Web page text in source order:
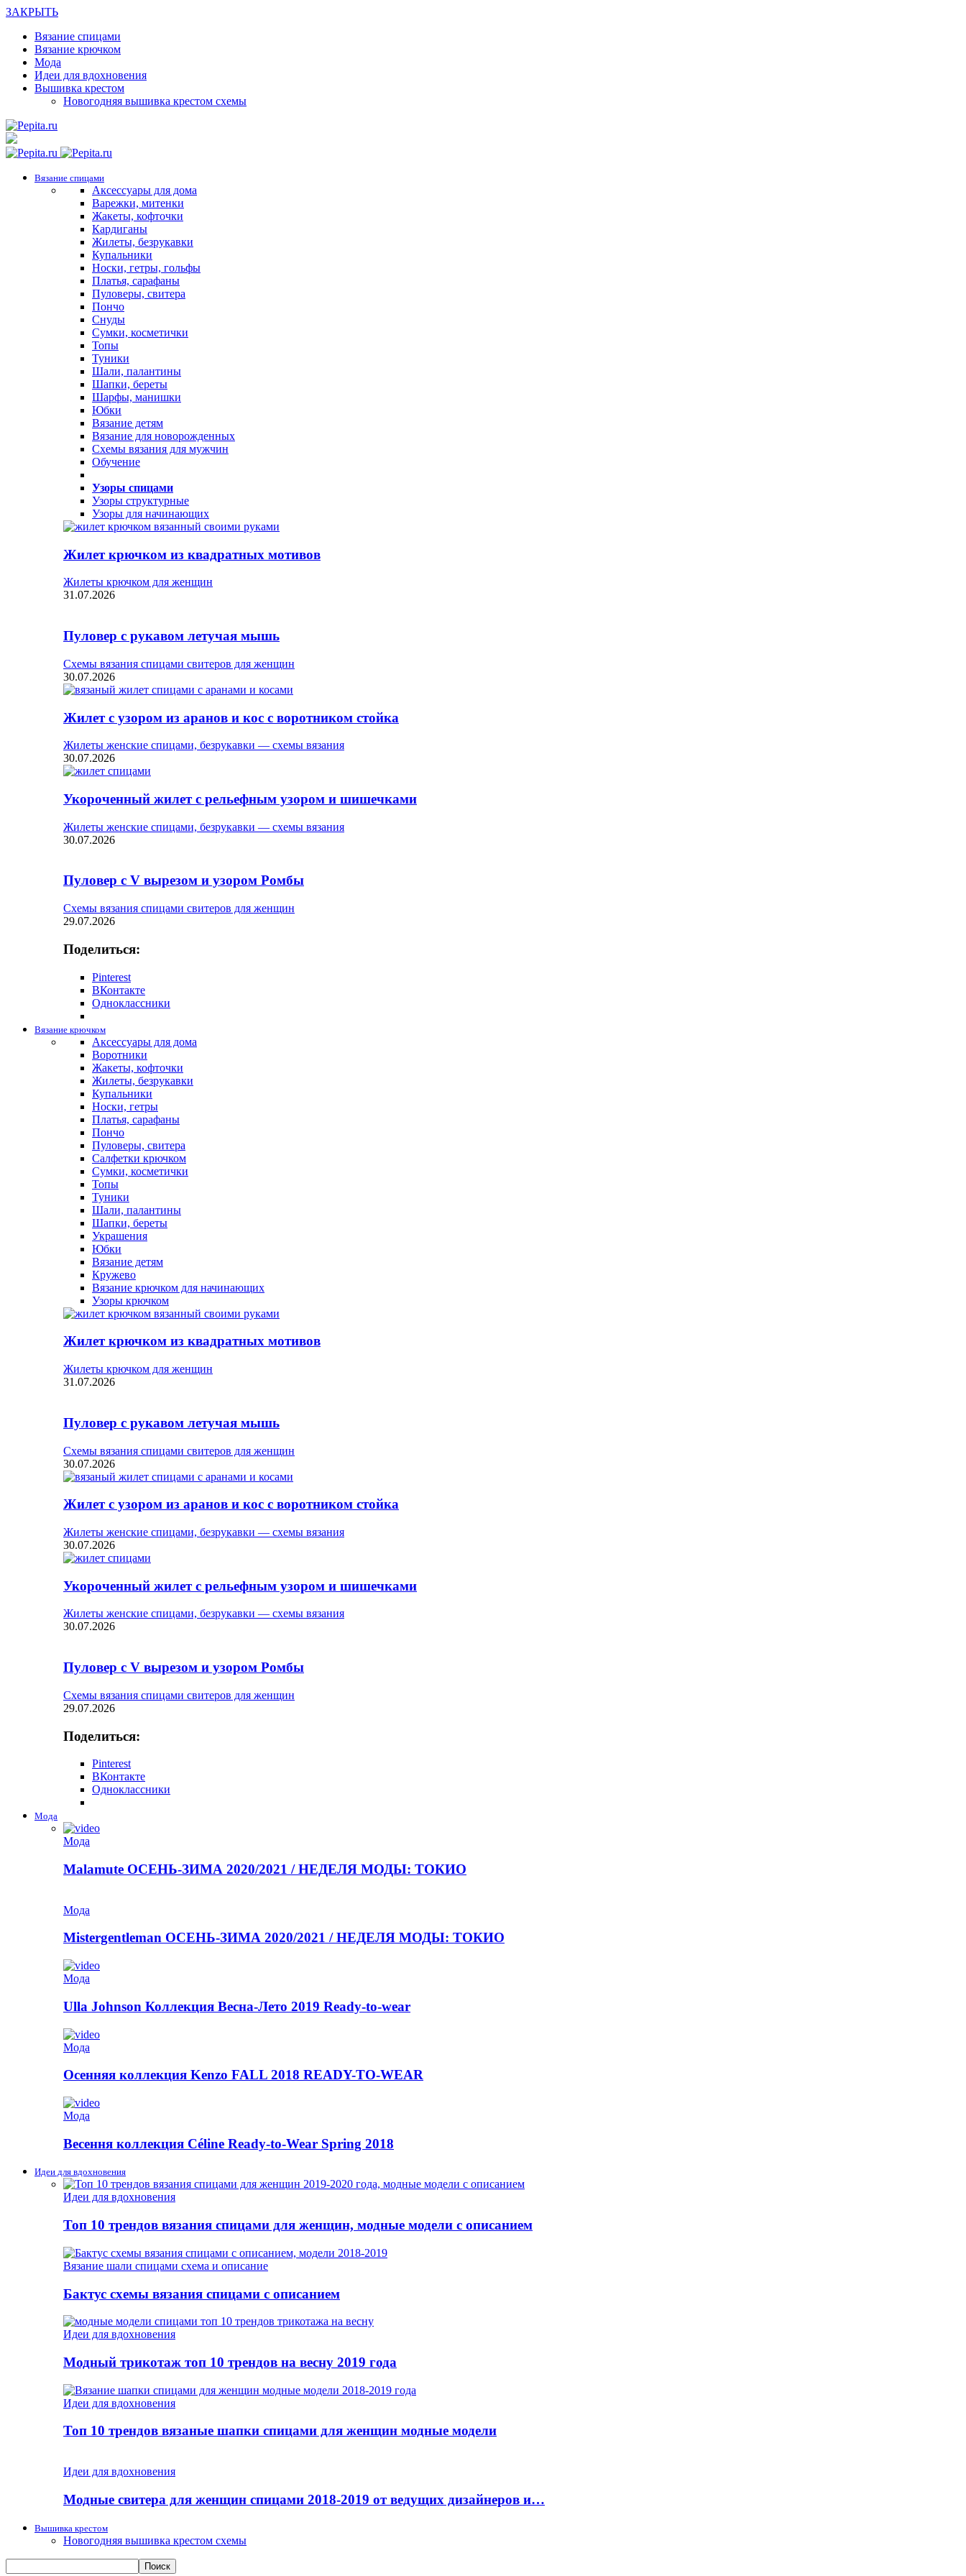
ЗАКРЫТЬ
Вязание спицами
Вязание крючком
Мода
Идеи для вдохновения
Вышивка крестом
Новогодняя вышивка крестом схемы
Вязание спицами
Аксессуары для дома
Варежки, митенки
Жакеты, кофточки
Кардиганы
Жилеты, безрукавки
Купальники
Носки, гетры, гольфы
Платья, сарафаны
Пуловеры, свитера
Пончо
Снуды
Сумки, косметички
Топы
Туники
Шали, палантины
Шапки, береты
Шарфы, манишки
Юбки
Вязание детям
Вязание для новорожденных
Схемы вязания для мужчин
Обучение
Узоры спицами
Узоры структурные
Узоры для начинающих
Жилет крючком из квадратных мотивов
Жилеты крючком для женщин
31.07.2026
Пуловер с рукавом летучая мышь
Схемы вязания спицами свитеров для женщин
30.07.2026
Жилет с узором из аранов и кос с воротником стойка
Жилеты женские спицами, безрукавки — схемы вязания
30.07.2026
Укороченный жилет с рельефным узором и шишечками
Жилеты женские спицами, безрукавки — схемы вязания
30.07.2026
Пуловер с V вырезом и узором Ромбы
Схемы вязания спицами свитеров для женщин
29.07.2026
Поделиться:
Pinterest
ВКонтакте
Одноклассники
Вязание крючком
Аксессуары для дома
Воротники
Жакеты, кофточки
Жилеты, безрукавки
Купальники
Носки, гетры
Платья, сарафаны
Пончо
Пуловеры, свитера
Салфетки крючком
Сумки, косметички
Топы
Туники
Шали, палантины
Шапки, береты
Украшения
Юбки
Вязание детям
Кружево
Вязание крючком для начинающих
Узоры крючком
Жилет крючком из квадратных мотивов
Жилеты крючком для женщин
31.07.2026
Пуловер с рукавом летучая мышь
Схемы вязания спицами свитеров для женщин
30.07.2026
Жилет с узором из аранов и кос с воротником стойка
Жилеты женские спицами, безрукавки — схемы вязания
30.07.2026
Укороченный жилет с рельефным узором и шишечками
Жилеты женские спицами, безрукавки — схемы вязания
30.07.2026
Пуловер с V вырезом и узором Ромбы
Схемы вязания спицами свитеров для женщин
29.07.2026
Поделиться:
Pinterest
ВКонтакте
Одноклассники
Мода
Мода
Malamute ОСЕНЬ-ЗИМА 2020/2021 / НЕДЕЛЯ МОДЫ: ТОКИО
Мода
Mistergentleman ОСЕНЬ-ЗИМА 2020/2021 / НЕДЕЛЯ МОДЫ: ТОКИО
Мода
Ulla Johnson Коллекция Весна-Лето 2019 Ready-to-wear
Мода
Осенняя коллекция Kenzo FALL 2018 READY-TO-WEAR
Мода
Весення коллекция Céline Ready-to-Wear Spring 2018
Идеи для вдохновения
Идеи для вдохновения
Топ 10 трендов вязания спицами для женщин, модные модели с описанием
Вязание шали спицами схема и описание
Бактус схемы вязания спицами с описанием
Идеи для вдохновения
Модный трикотаж топ 10 трендов на весну 2019 года
Идеи для вдохновения
Топ 10 трендов вязаные шапки спицами для женщин модные модели
Идеи для вдохновения
Модные свитера для женщин спицами 2018-2019 от ведущих дизайнеров и…
Вышивка крестом
Новогодняя вышивка крестом схемы